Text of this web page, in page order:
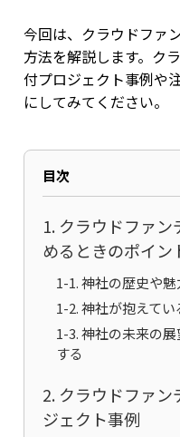
今回は、クラウドファ
方法を解説します。ク
付プロジェクト事例や
にしてみてください。
目次
1. クラウドファ
めるときのポイン
1-1. 神社の歴史や
1-2. 神社が抱えて
1-3. 神社の未来の
する
2. クラウドファ
ジェクト事例